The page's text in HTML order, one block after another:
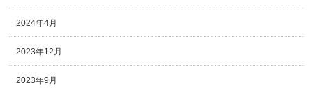
2024年4月
2023年12月
2023年9月